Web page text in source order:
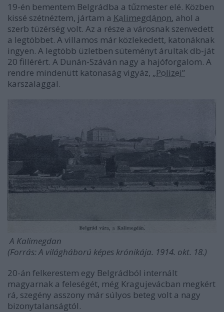
19-én bementem Belgrádba a tűzmester elé. Közben
kissé szétnéztem, jártam a Kalimegdánon, ahol a
szerb tüzérség volt. Az a része a városnak szenvedett
a legtöbbet. A villamos már közlekedett, katonáknak
ingyen. A legtöbb üzletben süteményt árultak db-ját
20 fillérért. A Dunán-Száván nagy a hajóforgalom. A
rendre mindenütt katonaság vigyáz, „Polizei”
karszalaggal.
A Kalimegdan
(Forrás: A világháború képes krónikája. 1914. okt. 18.)
20-án felkerestem egy Belgrádból internált
magyarnak a feleségét, még Kragujevácban megkért
rá, szegény asszony már súlyos beteg volt a nagy
bizonytalanságtól.